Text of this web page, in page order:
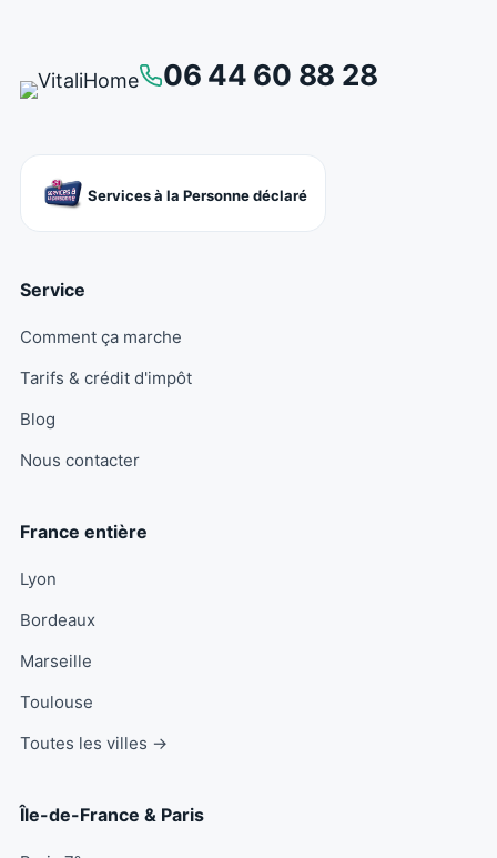
06 44 60 88 28
Services à la Personne déclaré
Service
Comment ça marche
Tarifs & crédit d'impôt
Blog
Nous contacter
France entière
Lyon
Bordeaux
Marseille
Toulouse
Toutes les villes →
Île-de-France & Paris